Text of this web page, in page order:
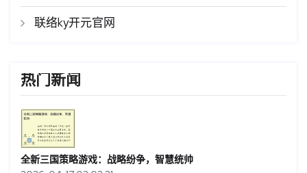
联络ky开元官网
热门新闻
全新三国策略游戏：战略纷争，智慧统帅